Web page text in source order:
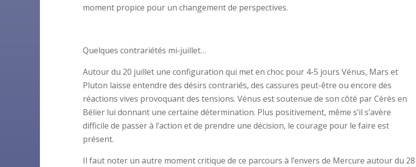
moment propice pour un changement de perspectives.
Quelques contrariétés mi-juillet…
Autour du 20 juillet une configuration qui met en choc pour 4-5 jours Vénus, Mars et
Pluton laisse entendre des désirs contrariés, des cassures peut-être ou encore des
réactions vives provoquant des tensions. Vénus est soutenue de son côté par Cérès en
Bélier lui donnant une certaine détermination. Plus positivement, même s’il s’avère
difficile de passer à l’action et de prendre une décision, le courage pour le faire est
présent.
Il faut noter un autre moment critique de ce parcours à l’envers de Mercure autour du 28